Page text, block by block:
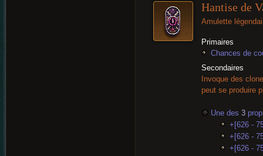
Hantise de
Amulette
Primaires
Chances de
Secondaires
Invoque des
peut se produire
Une des 3
+[626 -
+[626 -
+[626 -